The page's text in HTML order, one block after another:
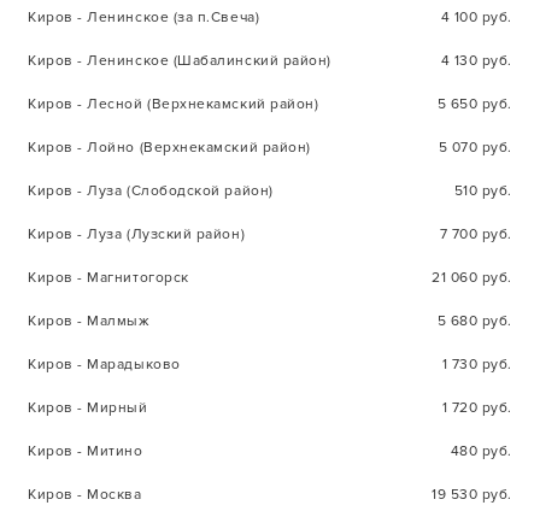
Киров - Ленинское (за п.Свеча) 4 100 руб.
Киров - Ленинское (Шабалинский район) 4 130 руб.
Киров - Лесной (Верхнекамский район) 5 650 руб.
Киров - Лойно (Верхнекамский район) 5 070 руб.
Киров - Луза (Слободской район) 510 руб.
Киров - Луза (Лузский район) 7 700 руб.
Киров - Магнитогорск 21 060 руб.
Киров - Малмыж 5 680 руб.
Киров - Марадыково 1 730 руб.
Киров - Мирный 1 720 руб.
Киров - Митино 480 руб.
Киров - Москва 19 530 руб.